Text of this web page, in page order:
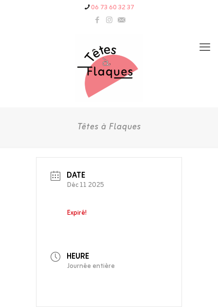
06 73 60 32 37
Têtes à Flaques
DATE
Déc 11 2025
Expiré!
HEURE
Journée entière